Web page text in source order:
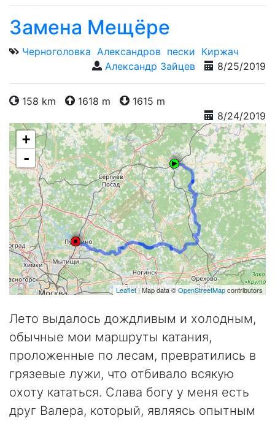
Замена Мещёре
Черноголовка Александров пески Киржач
Александр Зайцев
8/25/2019
158 km 1618 m
1615 m
8/24/2019
+
-
Leaflet| Map data ©OpenStreetMapcontributors
Лето выдалось дождливым и холодным,
обычные мои маршруты катания,
проложенные по лесам, превратились в
грязевые лужи, что отбивало всякую
охоту кататься. Слава богу у меня есть
друг Валера, который, являясь опытным